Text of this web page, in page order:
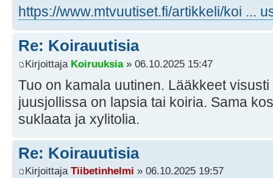
https://www.mtvuutiset.fi/artikkeli/koi ...
Re: Koirauutisia
Kirjoittaja Koiruuksia» 06.10.2025 15:47
Tuo on kamala uutinen. Lääkkeet
juusjollissa on lapsia tai koiria. Sama
suklaata ja xylitolia.
Re: Koirauutisia
Kirjoittaja Tiibetinhelmi » 06.10.2025 19:57